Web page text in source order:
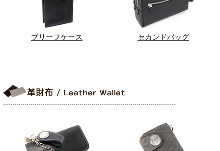
ブリーフケース セカンドバッグ